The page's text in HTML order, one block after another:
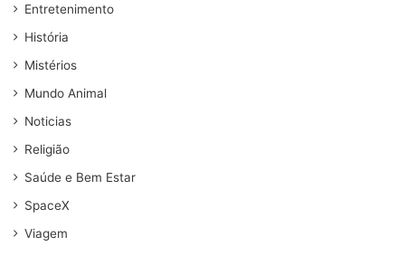
Entretenimento
História
Mistérios
Mundo Animal
Noticias
Religião
Saúde e Bem Estar
SpaceX
Viagem